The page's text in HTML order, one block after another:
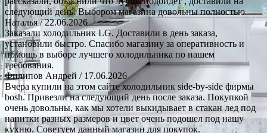
следующий день. Выбором магазина довольны полностью
Наталья / 22.06.2026
Заказали холодильник LG. Доставили в день заказа,
установили быстро. Спасибо магазину за оперативность и
помощь в выборе лучшего холодильника по нашем
требования.
Филипов Андрей / 17.06.2026
Вчера купили на этом сайте холодильник side-by-side фирмы
bosh. Привезли на следующий день после заказа. Покупкой
очень довольны, как мы хотели выкидывает в стакан лед под
напитки разных размеров и цвет очень подошел под нашу
кухню. Советуем данный магазин для покупок.